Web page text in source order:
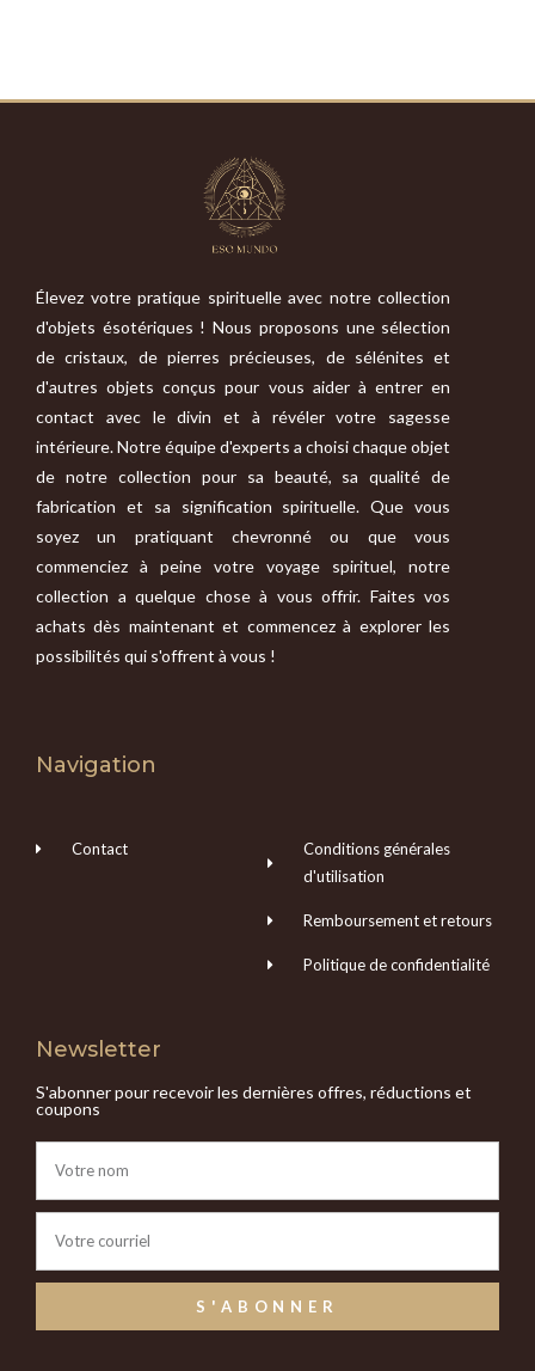
Élevez votre pratique spirituelle avec notre collection
d'objets ésotériques ! Nous proposons une sélection
de cristaux, de pierres précieuses, de sélénites et
d'autres objets conçus pour vous aider à entrer en
contact avec le divin et à révéler votre sagesse
intérieure. Notre équipe d'experts a choisi chaque objet
de notre collection pour sa beauté, sa qualité de
fabrication et sa signification spirituelle. Que vous
soyez un pratiquant chevronné ou que vous
commenciez à peine votre voyage spirituel, notre
collection a quelque chose à vous offrir. Faites vos
achats dès maintenant et commencez à explorer les
possibilités qui s'offrent à vous !
Navigation
Contact
Conditions générales
d'utilisation
Remboursement et retours
Politique de confidentialité
Newsletter
S'abonner pour recevoir les dernières offres, réductions et
coupons
S'ABONNER